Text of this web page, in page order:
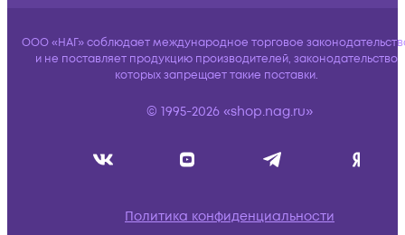
ООО «НАГ» соблюдает международное торговое
и не поставляет продукцию производителей, законодательство
которых запрещает такие поставки.
© 1995-2026 «shop.nag.ru»
Политика конфиденциальности